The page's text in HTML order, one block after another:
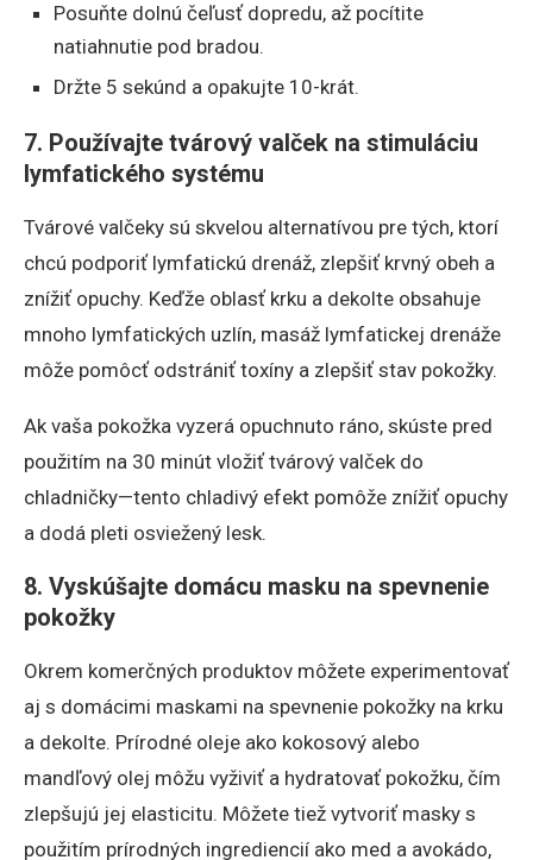
Posuňte dolnú čeľusť dopredu, až pocítite
natiahnutie pod bradou.
Držte 5 sekúnd a opakujte 10-krát.
7. Používajte tvárový valček na stimuláciu
lymfatického systému
Tvárové valčeky sú skvelou alternatívou pre tých, ktorí
chcú podporiť lymfatickú drenáž, zlepšiť krvný obeh a
znížiť opuchy. Keďže oblasť krku a dekolte obsahuje
mnoho lymfatických uzlín, masáž lymfatickej drenáže
môže pomôcť odstrániť toxíny a zlepšiť stav pokožky.
Ak vaša pokožka vyzerá opuchnuto ráno, skúste pred
použitím na 30 minút vložiť tvárový valček do
chladničky—tento chladivý efekt pomôže znížiť opuchy
a dodá pleti osviežený lesk.
8. Vyskúšajte domácu masku na spevnenie
pokožky
Okrem komerčných produktov môžete experimentovať
aj s domácimi maskami na spevnenie pokožky na krku
a dekolte. Prírodné oleje ako kokosový alebo
mandľový olej môžu vyživiť a hydratovať pokožku, čím
zlepšujú jej elasticitu. Môžete tiež vytvoriť masky s
použitím prírodných ingrediencií ako med a avokádo,